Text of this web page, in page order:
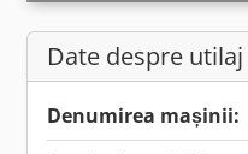
Date despre utilaj
Denumirea mașinii: